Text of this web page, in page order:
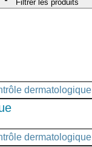
Filtrer les produits
dermatologique
dermatologique